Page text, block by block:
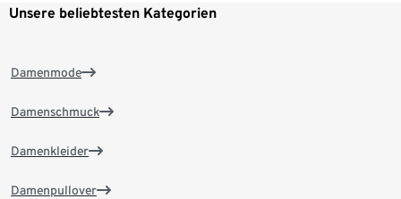
Unsere beliebtesten Kategorien
Damenmode
Damenschmuck
Damenkleider
Damenpullover